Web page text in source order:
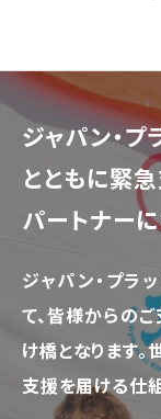
ジャパン・プ
とともに緊
パートナー
ジャパン・プラ
て、皆様からの
け橋となります。
支援を届ける仕